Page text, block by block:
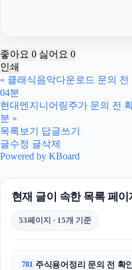
좋아요 0 싫어요 0
인쇄
« 클래식음악다운로드 문의 전
04분
현대엔지니어링주가 문의 전
분 »
목록보기
답글쓰기
글수정 글삭제
Powered by KBoard
현재 글이 속한 목록 페이
53페이지 · 15개 기준
781 주식용어정리 문의 전 확